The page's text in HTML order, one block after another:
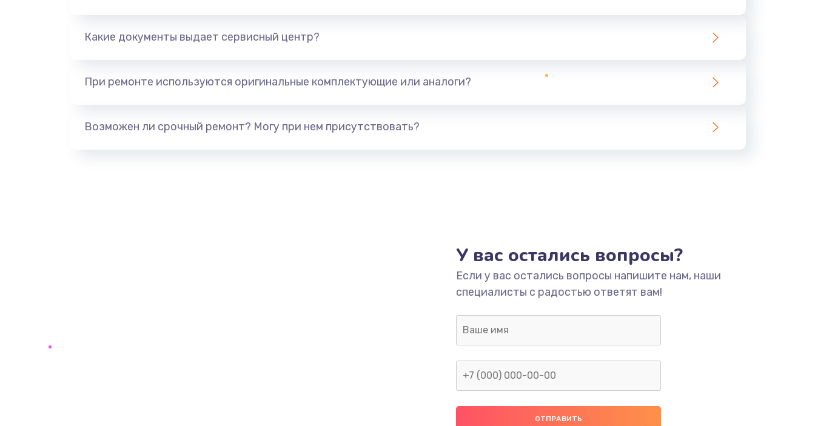
Какие документы выдает сервисный центр?
При ремонте используются оригинальные комплектующие или аналоги?
Возможен ли срочный ремонт? Могу при нем присутствовать?
У вас остались вопросы?
Если у вас остались вопросы напишите нам, наши
специалисты с радостью ответят вам!